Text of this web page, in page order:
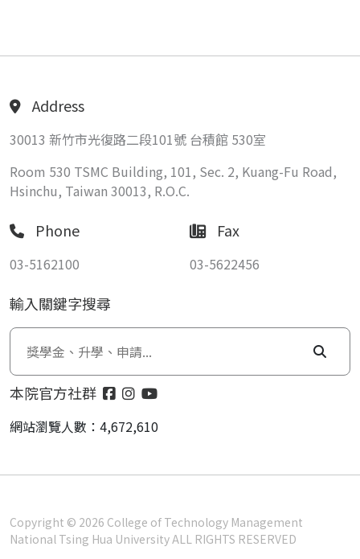
Address
30013 新竹市光復路二段101號 台積館 530室
Room 530 TSMC Building, 101, Sec. 2, Kuang-Fu Road,
Hsinchu, Taiwan 30013, R.O.C.
Phone
03-5162100
Fax
03-5622456
輸入關鍵字搜尋
本院官方社群
網站瀏覽人數：4,672,610
Copyright © 2026 College of Technology Management
National Tsing Hua University ALL RIGHTS RESERVED